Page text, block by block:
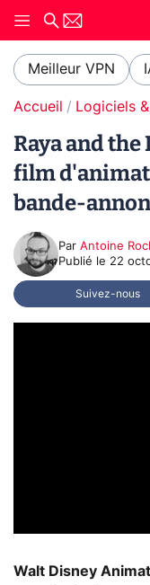
Meilleur VPN
Accueil Logiciels
Raya and
film
bande-
Par Antoine
Publié le 22
Suivez-nous
Walt Disney